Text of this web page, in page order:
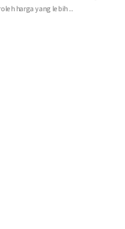
harga yang lebih ...